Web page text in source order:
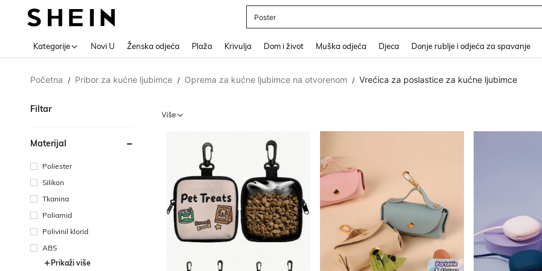
Poster
Kategorije Novi U Ženska odjeća Plaža Krivulja Dom i život Muška odjeća Djeca Donje rublje i odjeća za spavanje
Početna / Pribor za kućne ljubimce / Oprema za kućne ljubimce na otvorenom / Vrećica za poslastice za kućne ljubimce
Filtar
Materijal
Poliester
Silikon
Tkanina
Poliamid
Polivinil klorid
ABS
Prikaži više
Više